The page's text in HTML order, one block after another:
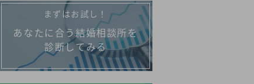
まずはお試し！
あなたに合う結婚相談所を
診断してみる